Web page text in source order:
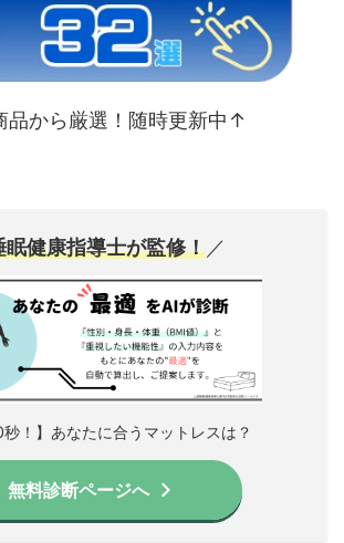
品から厳選！随時更新中↑
眠健康指導士が監修！／
秒！】あなたに合うマットレスは？
無料診断ページへ